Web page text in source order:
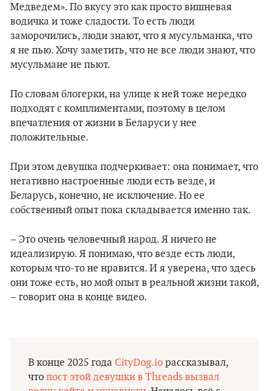
Медведем». По вкусу это как просто вишневая
водичка и тоже сладости. То есть люди
заморочились, люди знают, что я мусульманка, что
я не пью. Хочу заметить, что не все люди знают, что
мусульмане не пьют.
По словам блогерки, на улице к ней тоже нередко
подходят с комплиментами, поэтому в целом
впечатления от жизни в Беларуси у нее
положительные.
При этом девушка подчеркивает: она понимает, что
негативно настроенные люди есть везде, и
Беларусь, конечно, не исключение. Но ее
собственный опыт пока складывается именно так.
– Это очень человечный народ. Я ничего не
идеализирую. Я понимаю, что везде есть люди,
которым что-то не нравится. И я уверена, что здесь
они тоже есть, но мой опыт в реальной жизни такой,
– говорит она в конце видео.
В конце 2025 года CityDog.io рассказывал,
что пост этой девушки в Threads вызвал